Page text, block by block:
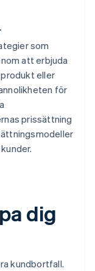
som
att erbjuda
eller
för
prissättning
dig
kundbortfall.